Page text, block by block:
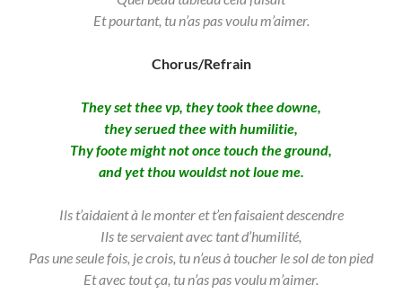
Et pourtant, tu n’as pas voulu m’aimer.
Chorus/Refrain
They set thee vp, they took thee downe,
they serued thee with humilitie,
Thy foote might not once touch the ground,
and yet thou wouldst not loue me.
Ils t’aidaient à le monter et t’en faisaient descendre
Ils te servaient avec tant d’humilité,
Pas une seule fois, je crois, tu n’eus à toucher le sol de ton pied
Et avec tout ça, tu n’as pas voulu m’aimer.